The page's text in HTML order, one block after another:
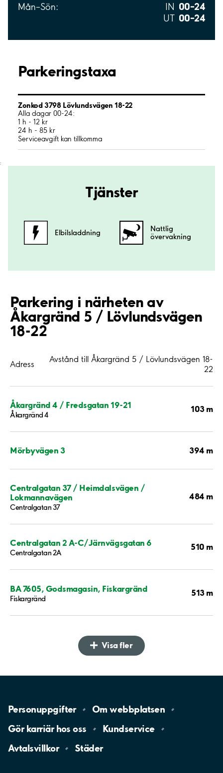
Mån–Sön: IN 00–24
UT 00–24
Parkeringstaxa
Zonkod 3798 Lövlundsvägen 18-22
Alla dagar 00-24:
1 h - 12 kr
24 h - 85 kr
Serviceavgift kan tillkomma
;
Tjänster
Elbilsladdning
Nattlig
övervakning
Parkering i närheten av
Åkargränd 5 / Lövlundsvägen
18-22
Adress
Avstånd till Åkargränd 5 / Lövlundsvägen 18-
22
Åkargränd 4 / Fredsgatan 19-21
Åkargränd 4
103 m
Mörbyvägen 3 394 m
Centralgatan 37 / Heimdalsvägen /
Lokmannavägen
Centralgatan 37
484 m
Centralgatan 2 A-C/Järnvägsgatan 6
Centralgatan 2A
510 m
BA 7605, Godsmagasin, Fiskargränd
Fiskargränd
513 m
Visa fler
Personuppgifter Omwebbplatsen
Gör karriär hososs
Kundservice
Avtalsvillkor
Städer